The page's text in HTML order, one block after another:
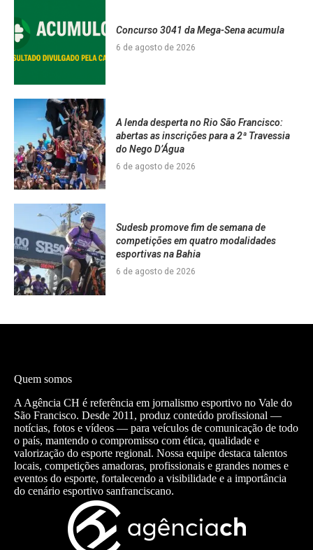
Concurso 3041 da Mega-Sena acumula
6 de agosto de 2026
A lenda desperta no Rio São Francisco:
abertas as inscrições para a 2ª Travessia
do Nego D’Água
6 de agosto de 2026
Sudesb promove fim de semana de
competições em quatro modalidades
esportivas na Bahia
6 de agosto de 2026
Quem somos
A Agência CH é referência em jornalismo esportivo no Vale do
São Francisco. Desde 2011, produz conteúdo profissional —
notícias, fotos e vídeos — para veículos de comunicação de todo
o país, mantendo o compromisso com ética, qualidade e
valorização do esporte regional. Nossa equipe destaca talentos
locais, competições amadoras, profissionais e grandes nomes e
eventos do esporte, fortalecendo a visibilidade e a importância
do cenário esportivo sanfranciscano.